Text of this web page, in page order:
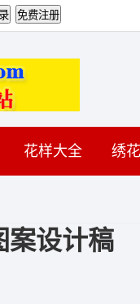
花样大全 绣
案设计稿